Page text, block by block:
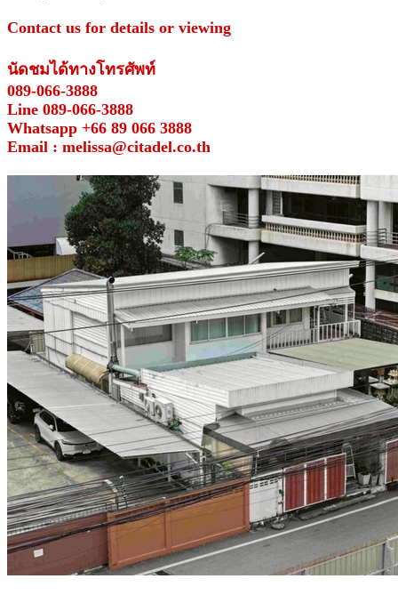
Contact us for details or viewing
นัดชมได้ทางโทรศัพท์
089-066-3888
Line 089-066-3888
Whatsapp +66 89 066 3888
Email : melissa@citadel.co.th